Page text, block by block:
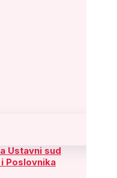
Ustavni sud
Poslovnika